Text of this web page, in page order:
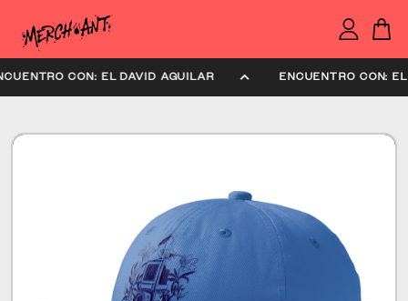
ENCUENTRO CON: EL DAVID AGUILAR ENCUENTRO CON: